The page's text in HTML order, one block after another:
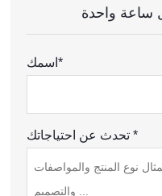
اسمك*
تحدث عن احتياجاتك *